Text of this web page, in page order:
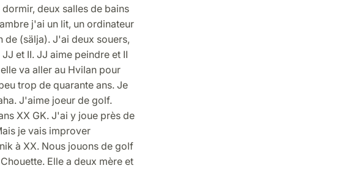
deux salles de bains
j'ai un lit, un ordinateur
de (sälja). J'ai deux souers,
et II. JJ aime peindre et II
va aller au Hvilan pour
trop de quarante ans. Je
J'aime joeur de golf.
XX GK. J'ai y joue près de
je vais improver
à XX. Nous jouons de golf
Elle a deux mère et